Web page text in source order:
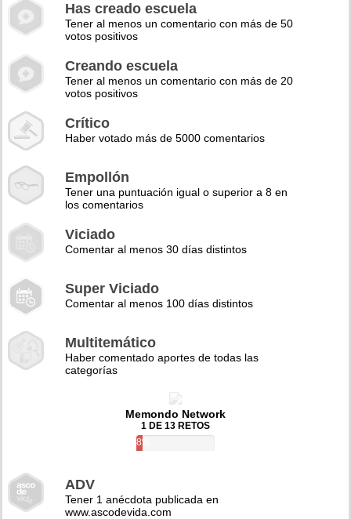
Has creado escuela
Tener al menos un comentario con más de 50
votos positivos
Creando escuela
Tener al menos un comentario con más de 20
votos positivos
Crítico
Haber votado más de 5000 comentarios
Empollón
Tener una puntuación igual o superior a 8 en
los comentarios
Viciado
Comentar al menos 30 días distintos
Super Viciado
Comentar al menos 100 días distintos
Multitemático
Haber comentado aportes de todas las
categorías
Memondo Network
1 DE 13 RETOS
8%
ADV
Tener 1 anécdota publicada en
www.ascodevida.com